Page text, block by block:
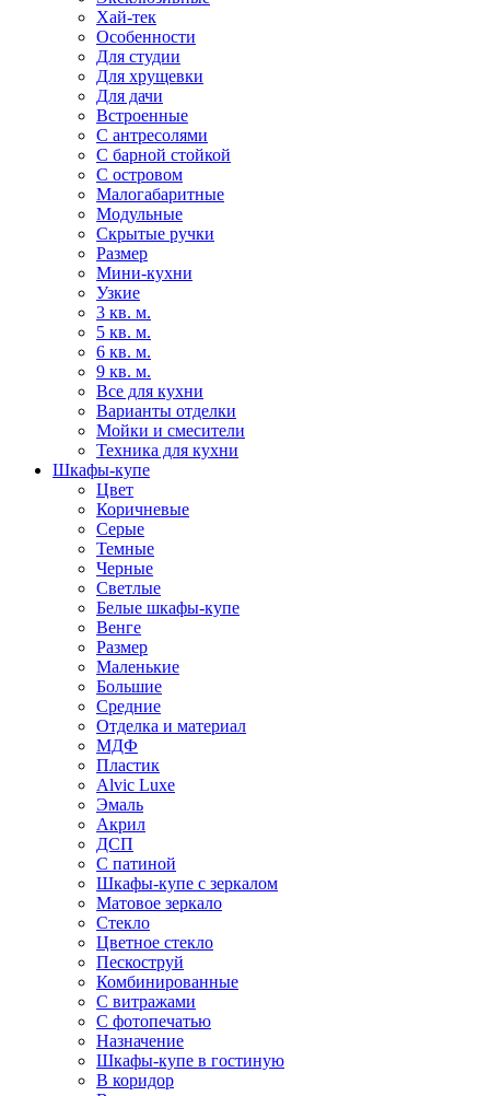
Хай-тек
Особенности
Для студии
Для хрущевки
Для дачи
Встроенные
С антресолями
С барной стойкой
С островом
Малогабаритные
Модульные
Скрытые ручки
Размер
Мини-кухни
Узкие
3 кв. м.
5 кв. м.
6 кв. м.
9 кв. м.
Все для кухни
Варианты отделки
Мойки и смесители
Техника для кухни
Шкафы-купе
Цвет
Коричневые
Серые
Темные
Черные
Светлые
Белые шкафы-купе
Венге
Размер
Маленькие
Большие
Средние
Отделка и материал
МДФ
Пластик
Alvic Luxe
Эмаль
Акрил
ДСП
С патиной
Шкафы-купе с зеркалом
Матовое зеркало
Стекло
Цветное стекло
Пескоструй
Комбинированные
С витражами
С фотопечатью
Назначение
Шкафы-купе в гостиную
В коридор